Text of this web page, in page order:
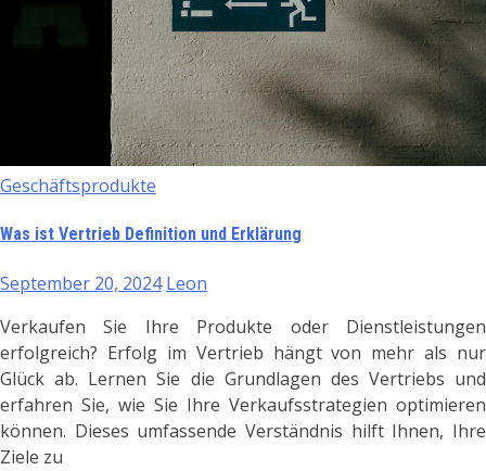
Geschäftsprodukte
Was ist Vertrieb Definition und Erklärung
September 20, 2024 Leon
Verkaufen Sie Ihre Produkte oder Dienstleistungen
erfolgreich? Erfolg im Vertrieb hängt von mehr als nur
Glück ab. Lernen Sie die Grundlagen des Vertriebs und
erfahren Sie, wie Sie Ihre Verkaufsstrategien optimieren
können. Dieses umfassende Verständnis hilft Ihnen, Ihre
Ziele zu